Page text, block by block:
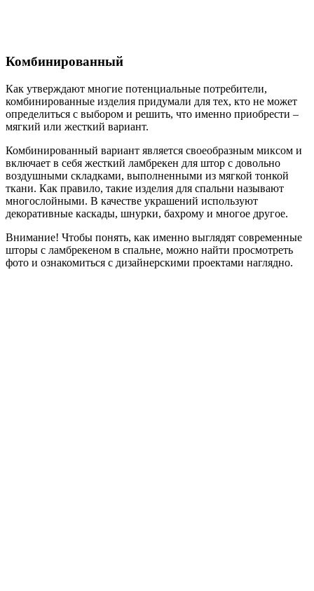
Комбинированный
Как утверждают многие потенциальные потребители,
комбинированные изделия придумали для тех, кто не может
определиться с выбором и решить, что именно приобрести –
мягкий или жесткий вариант.
Комбинированный вариант является своеобразным миксом и
включает в себя жесткий ламбрекен для штор с довольно
воздушными складками, выполненными из мягкой тонкой
ткани. Как правило, такие изделия для спальни называют
многослойными. В качестве украшений используют
декоративные каскады, шнурки, бахрому и многое другое.
Внимание! Чтобы понять, как именно выглядят современные
шторы с ламбрекеном в спальне, можно найти просмотреть
фото и ознакомиться с дизайнерскими проектами наглядно.